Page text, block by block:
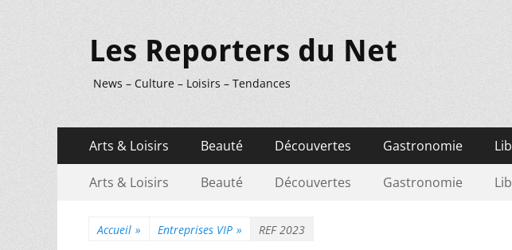
Les Reporters du Net
News – Culture – Loisirs – Tendances
Menu
principal
contenu
Arts & Loisirs Beauté Découvertes Gastronomie
Menu
Arts & Loisirs Beauté Découvertes Gastronomie
Accueil » Entreprises VIP » REF 2023